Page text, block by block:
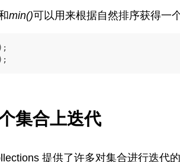
min()可以用来根据自然排序获得一
集合上迭代
提供了许多对集合进行迭代